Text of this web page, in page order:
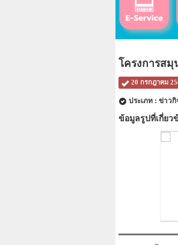
โครงการสมุ
20 กรกฎาคม
ประเภท : ข่าวกิ
ข้อมูลรูปที่เกี่ยว